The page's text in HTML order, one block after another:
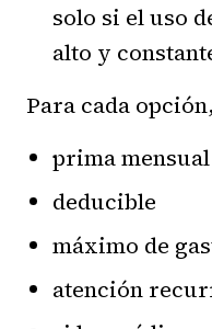
solo si el uso
alto y
Para cada
prima mensual
deducible
máximo de
atención